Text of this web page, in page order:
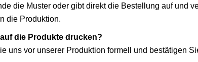
die Muster oder gibt direkt die Bestellung auf und
die Produktion.
die Produkte drucken?
uns vor unserer Produktion formell und bestätigen